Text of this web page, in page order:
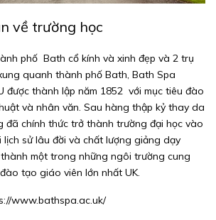
về trường học
phố Bath cổ kính và xinh đẹp và 2 trụ
quanh thành phố Bath, Bath Spa
được thành lập năm 1852 với mục tiêu đào
và nhân văn. Sau hàng thập kỷ thay da
đã chính thức trở thành trường đại học vào
lịch sử lâu đời và chất lượng giảng dạy
một trong những ngôi trường cung
tạo giáo viên lớn nhất UK.
www.bathspa.ac.uk/